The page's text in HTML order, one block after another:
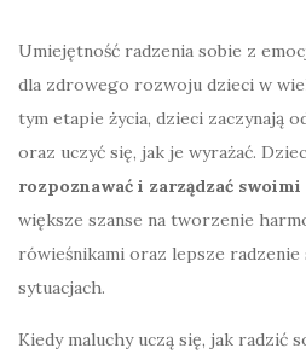
Umiejętność radzenia sobie z
dla zdrowego rozwoju dzieci w
tym etapie życia, dzieci zaczynają
oraz uczyć się, jak je wyrażać.
rozpoznawać i zarządzać
większe szanse na tworzenie
rówieśnikami oraz lepsze
sytuacjach.
Kiedy maluchy uczą się, jak radzić